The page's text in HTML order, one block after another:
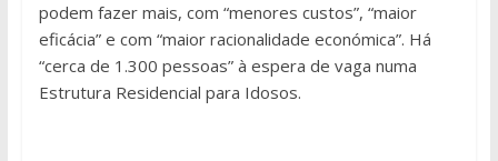
podem fazer mais, com “menores custos”, “maior
eficácia” e com “maior racionalidade económica”. Há
“cerca de 1.300 pessoas” à espera de vaga numa
Estrutura Residencial para Idosos.